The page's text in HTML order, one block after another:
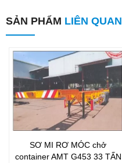
SẢN PHẨM LIÊN QUAN
SƠ MI RƠ MÓC chở
container AMT G453 33 TẤN